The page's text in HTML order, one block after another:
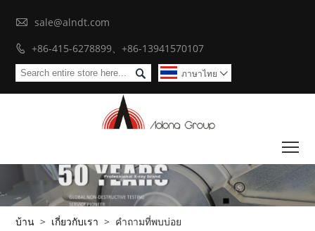
 sale@alndt.com
 +86-415-6278899、+86-13941570107
 ภาษาไทย 
บ้าน > เกี่ยวกับเรา > คำถามที่พบบ่อย